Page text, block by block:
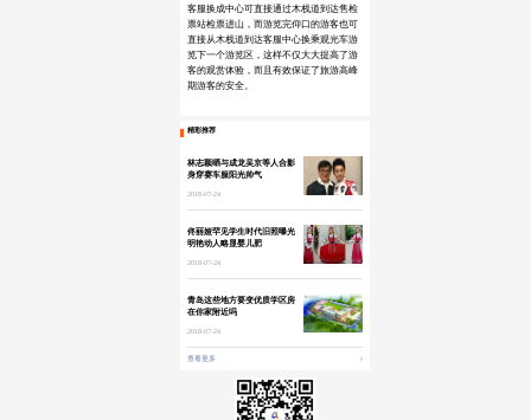
客服换成中心可直接通过木栈道到达售检
票站检票进山，而游览完仰口的游客也可
直接从木栈道到达客服中心换乘观光车游
览下一个游览区，这样不仅大大提高了游
客的观赏体验，而且有效保证了旅游高峰
期游客的安全。
精彩推荐
林志颖晒与成龙吴京等人合影
身穿赛车服阳光帅气
2018-07-24
佟丽娅罕见学生时代旧照曝光
明艳动人略显婴儿肥
2018-07-24
青岛这些地方要变优质学区房
在你家附近吗
2018-07-24
查看更多